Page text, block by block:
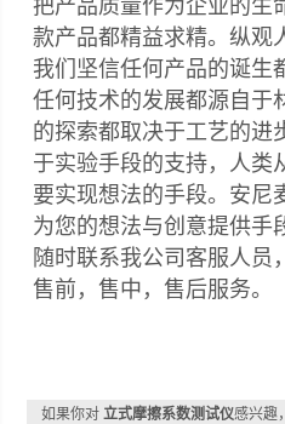
把产品质量作为企业的生
款产品都精益求精。纵观
我们坚信任何产品的诞生
任何技术的发展都源自于
的探索都取决于工艺的进
于实验手段的支持，人类
要实现想法的手段。安尼
为您的想法与创意提供手
随时联系我公司客服人员
售前，售中，售后服务。
如果你对立式摩擦系数测试仪感兴趣